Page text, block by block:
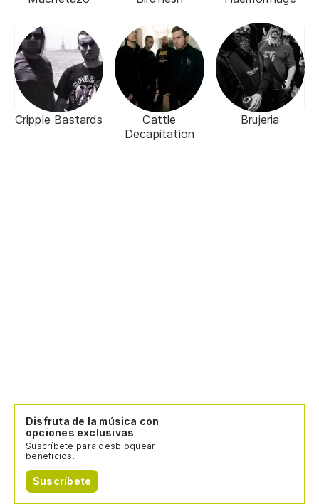
Cripple Bastards
Cattle
Decapitation
Brujeria
Disfruta de la música con
opciones exclusivas
Suscríbete para desbloquear
beneficios.
Suscríbete